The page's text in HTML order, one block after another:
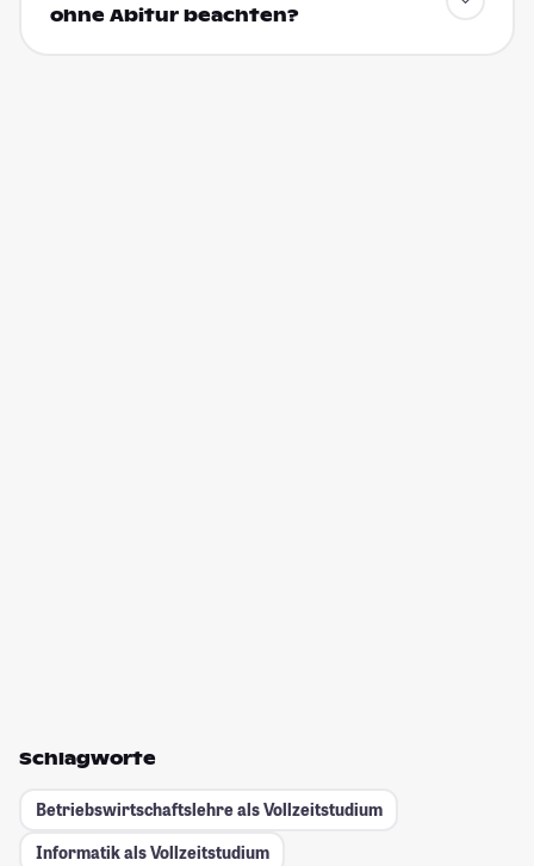
ohne Abitur beachten?
Schlagworte
Betriebswirtschaftslehre als Vollzeitstudium
Informatik als Vollzeitstudium